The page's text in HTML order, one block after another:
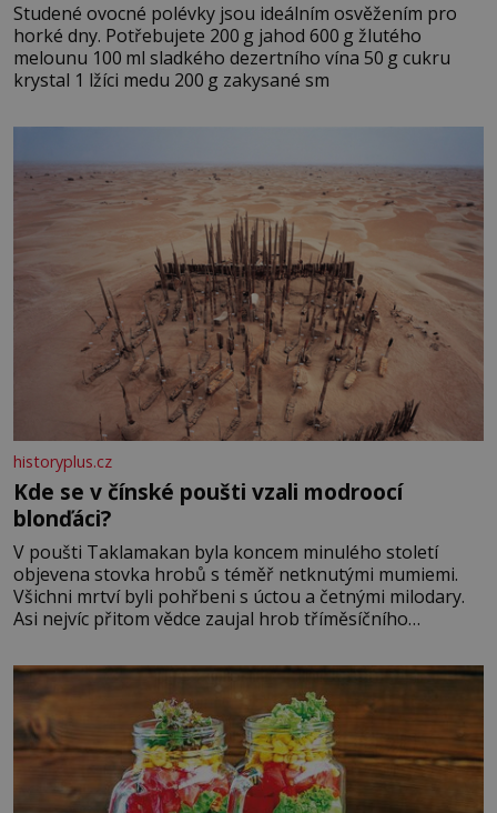
Studené ovocné polévky jsou ideálním osvěžením pro
horké dny. Potřebujete 200 g jahod 600 g žlutého
melounu 100 ml sladkého dezertního vína 50 g cukru
krystal 1 lžíci medu 200 g zakysané sm
historyplus.cz
Kde se v čínské poušti vzali modroocí
blonďáci?
V poušti Taklamakan byla koncem minulého století
objevena stovka hrobů s téměř netknutými mumiemi.
Všichni mrtví byli pohřbeni s úctou a četnými milodary.
Asi nejvíc přitom vědce zaujal hrob tříměsíčního
blonďaté vlásky. Fakt, že jsou těla dávných lidí nesmírně
dobře zachovalá, přičítají odborníci zdejším klimatickým
podmínkám. Sucho, prosolené písky a extrémně